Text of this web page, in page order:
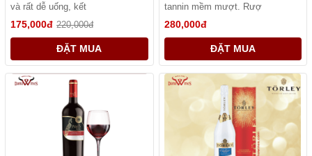
và rất dễ uống, kết
175,000đ 220,000đ
ĐẶT MUA
tannin mềm mượt. Rượ
280,000đ
ĐẶT MUA